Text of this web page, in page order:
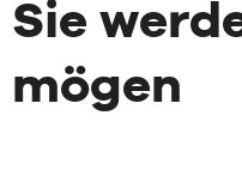
Sie
mögen